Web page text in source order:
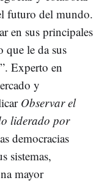
futuro del mundo.
en sus principales
que le da sus
Experto en
y
Observar el
liderado por
democracias
sistemas,
mayor